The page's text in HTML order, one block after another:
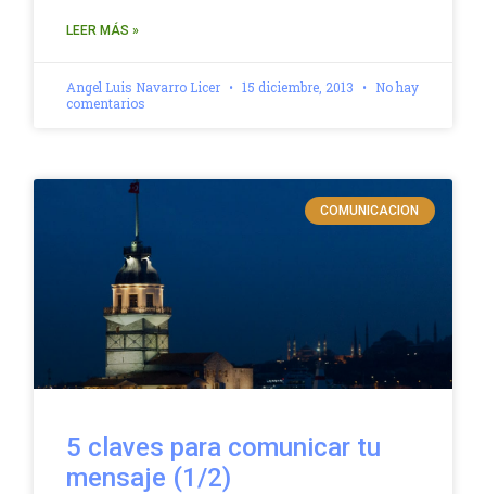
LEER MÁS »
Angel Luis Navarro Licer 15 diciembre, 2013
No hay
comentarios
COMUNICACION
5 claves para comunicar tu
mensaje (1/2)